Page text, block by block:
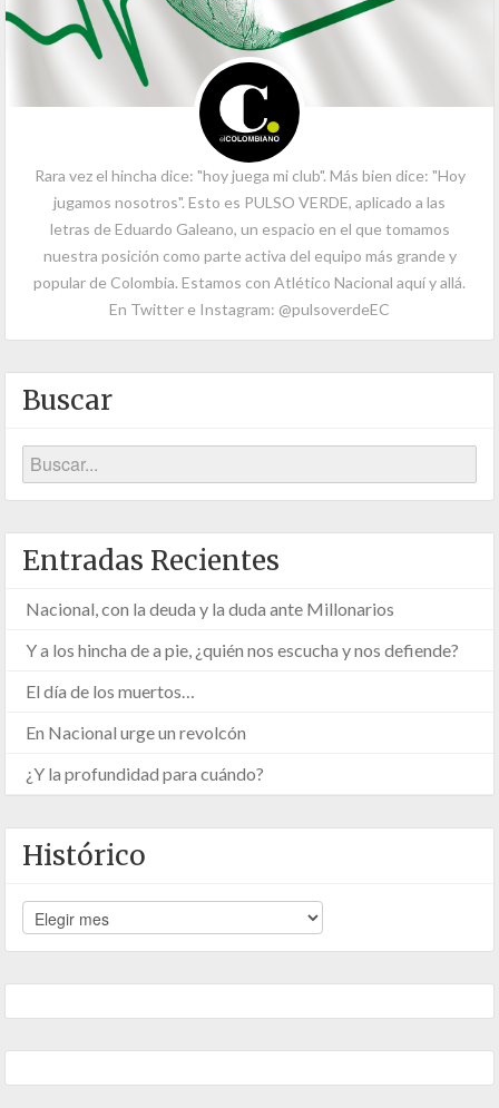
Rara vez el hincha dice: "hoy juega mi club". Más bien dice: "Hoy
jugamos nosotros". Esto es PULSO VERDE, aplicado a las
letras de Eduardo Galeano, un espacio en el que tomamos
nuestra posición como parte activa del equipo más grande y
popular de Colombia. Estamos con Atlético Nacional aquí y allá.
En Twitter e Instagram: @pulsoverdeEC
Buscar
Entradas Recientes
Nacional, con la deuda y la duda ante Millonarios
Y a los hincha de a pie, ¿quién nos escucha y nos defiende?
El día de los muertos…
En Nacional urge un revolcón
¿Y la profundidad para cuándo?
Histórico